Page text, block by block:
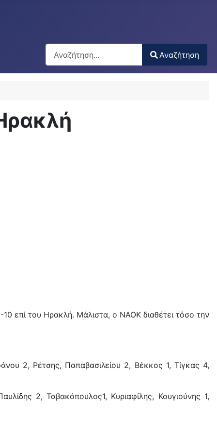
Αναζήτηση
Type 2 or more characters for results.
Αναζήτηση
επί του Ηρακλή. Μάλιστα, ο ΝΑΟΚ διαθέτει τόσο την
2, Ρέτσης, Παπαβασιλείου 2, Βέκκος 1, Τίγκας 4,
2, Ταβακόπουλος1, Κυριαφίλης, Κουγιούνης 1,